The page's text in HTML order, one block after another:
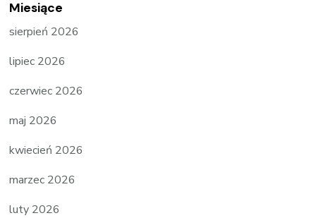
Miesiące
sierpień 2026
lipiec 2026
czerwiec 2026
maj 2026
kwiecień 2026
marzec 2026
luty 2026